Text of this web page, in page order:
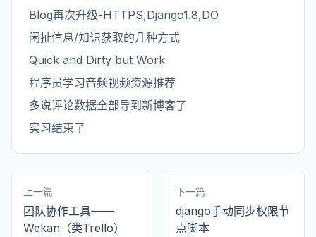
Blog再次升级-HTTPS,Django1.8,DO
闲扯信息/知识获取的几种方式
Quick and Dirty but Work
程序员学习音频视频资源推荐
多说评论数据全部导到新博客了
实习结束了
上一篇
团队协作工具——
Wekan（类Trello）
下一篇
django手动同步权限节
点脚本